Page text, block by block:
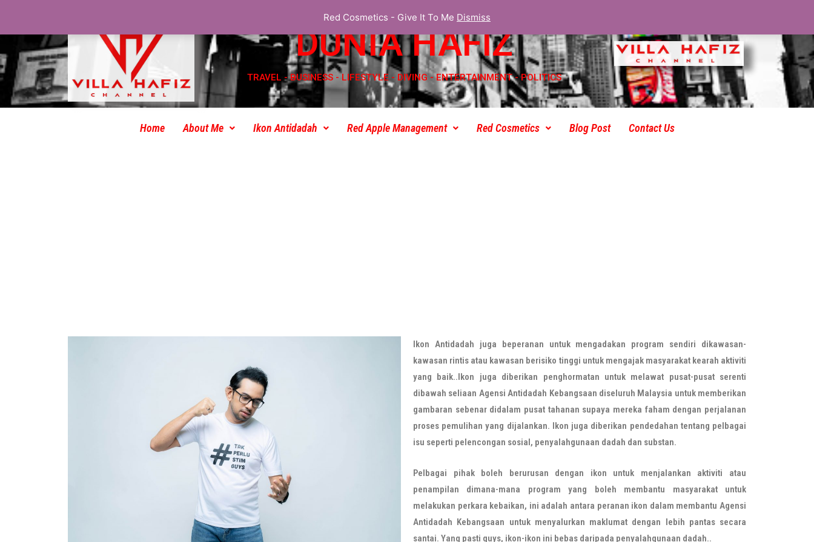
DUNIA HAFIZ
TRAVEL - BUSINESS - LIFESTYLE - DIVING - ENTERTAINMENT - POLITICS
Home About Me Ikon Antidadah Red Apple Management Red Cosmetics Blog Post Contact Us
Ikon Antidadah juga beperanan untuk mengadakan program sendiri dikawasan-
kawasan rintis atau kawasan berisiko tinggi untuk mengajak masyarakat kearah aktiviti
yang baik..Ikon juga diberikan penghormatan untuk melawat pusat-pusat serenti
dibawah seliaan Agensi Antidadah Kebangsaan diseluruh Malaysia untuk memberikan
gambaran sebenar didalam pusat tahanan supaya mereka faham dengan perjalanan
proses pemulihan yang dijalankan. Ikon juga diberikan pendedahan tentang pelbagai
isu seperti pelencongan sosial, penyalahgunaan dadah dan substan.
Pelbagai pihak boleh berurusan dengan ikon untuk menjalankan aktiviti atau
penampilan dimana-mana program yang boleh membantu masyarakat untuk
melakukan perkara kebaikan, ini adalah antara peranan ikon dalam membantu Agensi
Antidadah Kebangsaan untuk menyalurkan maklumat dengan lebih pantas secara
santai. Yang pasti guys, ikon-ikon ini bebas daripada penyalahgunaan dadah..
Red Cosmetics - Give It To Me Dismiss